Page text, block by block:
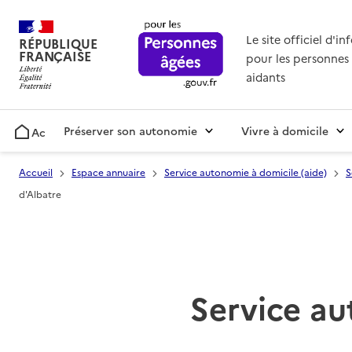
RÉPUBLIQUE
FRANÇAISE
Le site officiel
pour les personnes
aidants
AccueilPréserver son autonomie Vivre à domicile
Accueil Espace annuaire Service autonomie à domicile (aide)
d'Albatre
Service